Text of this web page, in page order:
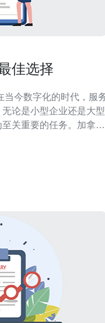
佳选择
论是小型企业还是大型
关重要的任务。加拿大
网络连接和99.9%的服